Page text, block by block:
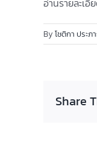
By โชติกา ประภ
Share